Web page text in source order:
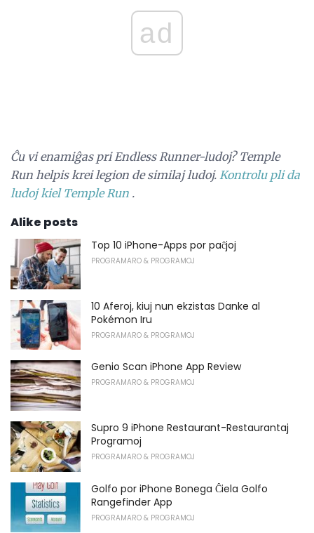
ad
Ĉu vi enamiĝas pri Endless Runner-ludoj? Temple
Run helpis krei legion de similaj ludoj. Kontrolu pli da
ludoj kiel Temple Run .
Alike posts
Top 10 iPhone-Apps por paĉjoj
PROGRAMARO & PROGRAMOJ
10 Aferoj, kiuj nun ekzistas Danke al
Pokémon Iru
PROGRAMARO & PROGRAMOJ
Genio Scan iPhone App Review
PROGRAMARO & PROGRAMOJ
Supro 9 iPhone Restaurant-Restaurantaj
Programoj
PROGRAMARO & PROGRAMOJ
Golfo por iPhone Bonega Ĉiela Golfo
Rangefinder App
PROGRAMARO & PROGRAMOJ